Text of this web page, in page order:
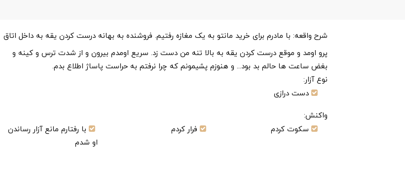
شرح واقعه: با مادرم برای خرید مانتو به یک مغازه رفتیم. فروشنده به بهانه درست کردن یقه به داخل اتاق
پرو اومد و موقع درست کردن یقه به بالا تنه من دست زد. سریع اومدم بیرون و از شدت ترس و کینه و
بغض ساعت ها حالم بد بود... و هنوزم پشیمونم که چرا نرفتم به حراست پاساژ اطلاع بدم.
نوع آزار:
دست درازی
واکنش:
سکوت کردم
فرار کردم
با رفتارم مانع آزار رساندن
او شدم